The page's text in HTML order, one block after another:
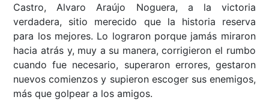
Castro, Alvaro Araújo Noguera, a la victoria
verdadera, sitio merecido que la historia reserva
para los mejores. Lo lograron porque jamás miraron
hacia atrás y, muy a su manera, corrigieron el rumbo
cuando fue necesario, superaron errores, gestaron
nuevos comienzos y supieron escoger sus enemigos,
más que golpear a los amigos.